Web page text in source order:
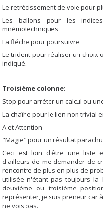
Le retrécissement de voie pour
Les ballons pour les
mnémotechniques
La fléche pour poursuivre
Le trident pour réaliser un choix
indiqué.
Troisième colonne:
Stop pour arréter un calcul ou
La chaîne pour le lien non trivial
A et Attention
"Magie" pour un résultat
Ceci est loin d'être une liste
d'ailleurs de me demander de
rencontre de plus en plus de
utilisée n'étant pas toujours la
deuxième ou troisième
représenter, je suis preneur car
ne vois pas.